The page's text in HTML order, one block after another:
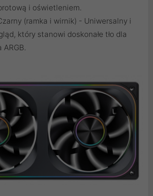
i oświetleniem.
(ramka i wirnik) - Uniwersalny i
który stanowi doskonałe tło dla